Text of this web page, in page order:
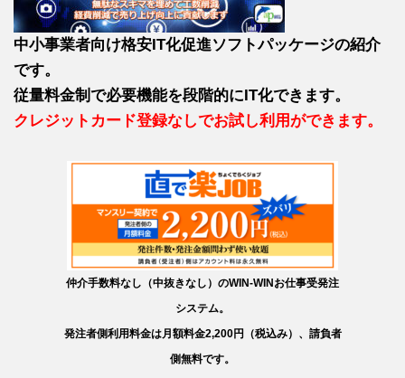
中小事業者向け格安IT化促進ソフトパッケージの紹介
です。
従量料金制で必要機能を段階的にIT化できます。
クレジットカード登録なしでお試し利用ができます。
仲介手数料なし（中抜きなし）のWIN-WINお仕事受発注
システム。
発注者側利用料金は月額料金2,200円（税込み）、請負者
側無料です。